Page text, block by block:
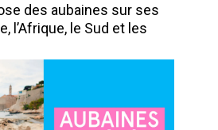
des aubaines sur ses
l’Afrique, le Sud et les